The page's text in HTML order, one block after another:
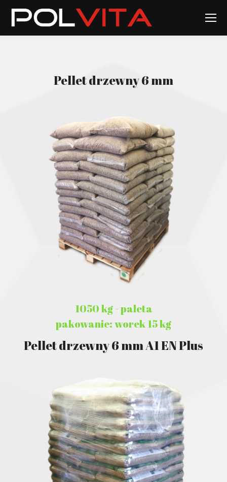
Pellet drzewny 6 mm
1050 kg - paleta
pakowanie: worek 15 kg
Pellet drzewny 6 mm A1 EN Plus